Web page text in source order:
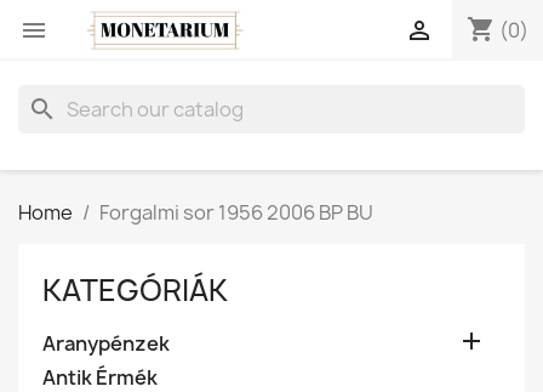
 shopping_cart (0)

search
Home Forgalmi sor 1956 2006 BP BU
KATEGÓRIÁK
Aranypénzek 
Antik Érmék